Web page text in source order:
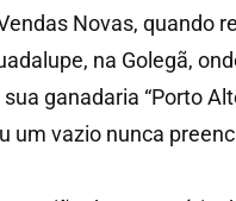
Novas, quando
na Golegã,
ganadaria “Porto
um vazio nunca